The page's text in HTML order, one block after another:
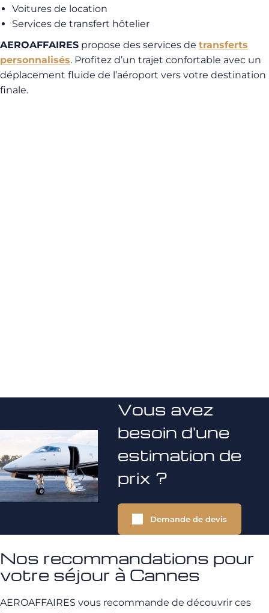
Voitures de location
Services de transfert hôtelier
AEROAFFAIRES propose des services de transferts
personnalisés. Profitez d’un trajet confortable avec un
déplacement fluide de l’aéroport vers votre destination
finale.
Vous avez
besoin d'une
estimation de
prix ?
Demande de devis
Nos recommandations pour
votre séjour à Cannes
AEROAFFAIRES vous recommande de découvrir ces